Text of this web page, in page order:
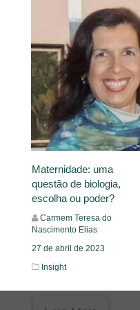
Maternidade: uma
questão de biologia,
escolha ou poder?
Carmem Teresa do
Nascimento Elias
27 de abril de 2023
Insight